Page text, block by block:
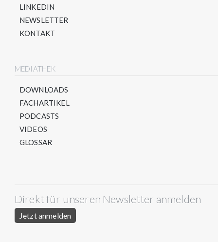
LINKEDIN
NEWSLETTER
KONTAKT
MEDIATHEK
DOWNLOADS
FACHARTIKEL
PODCASTS
VIDEOS
GLOSSAR
Direkt für unseren Newsletter anmelden
Jetzt anmelden